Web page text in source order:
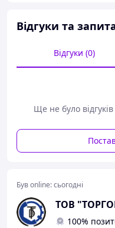
Відгуки та
Відгуки (0)
Ще не було
Був online:сьогодні
ТОВ
100%